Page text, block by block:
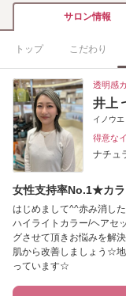
サロン情報
トップ こだわり
透明感
井上
イノウエ
得意な
ナチュ
女性支持率No.1★カ
はじめまして^^赤み消し
ハイライトカラー/ヘアセ
グさせて頂きお悩みを解
肌から改善しましょう☆
っています☆